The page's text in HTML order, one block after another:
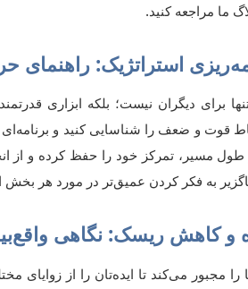
ما مراجعه کنید.
استراتژیک: راهنمای
تنها برای دیگران نیست؛ بلکه ابزاری
قوت و ضعف را شناسایی کنید و
مسیر، تمرکز خود را حفظ کرده و از
به فکر کردن عمیق‌تر در مورد هر بخش
و کاهش ریسک: نگاهی
مجبور می‌کند تا ایده‌تان را از زوایای